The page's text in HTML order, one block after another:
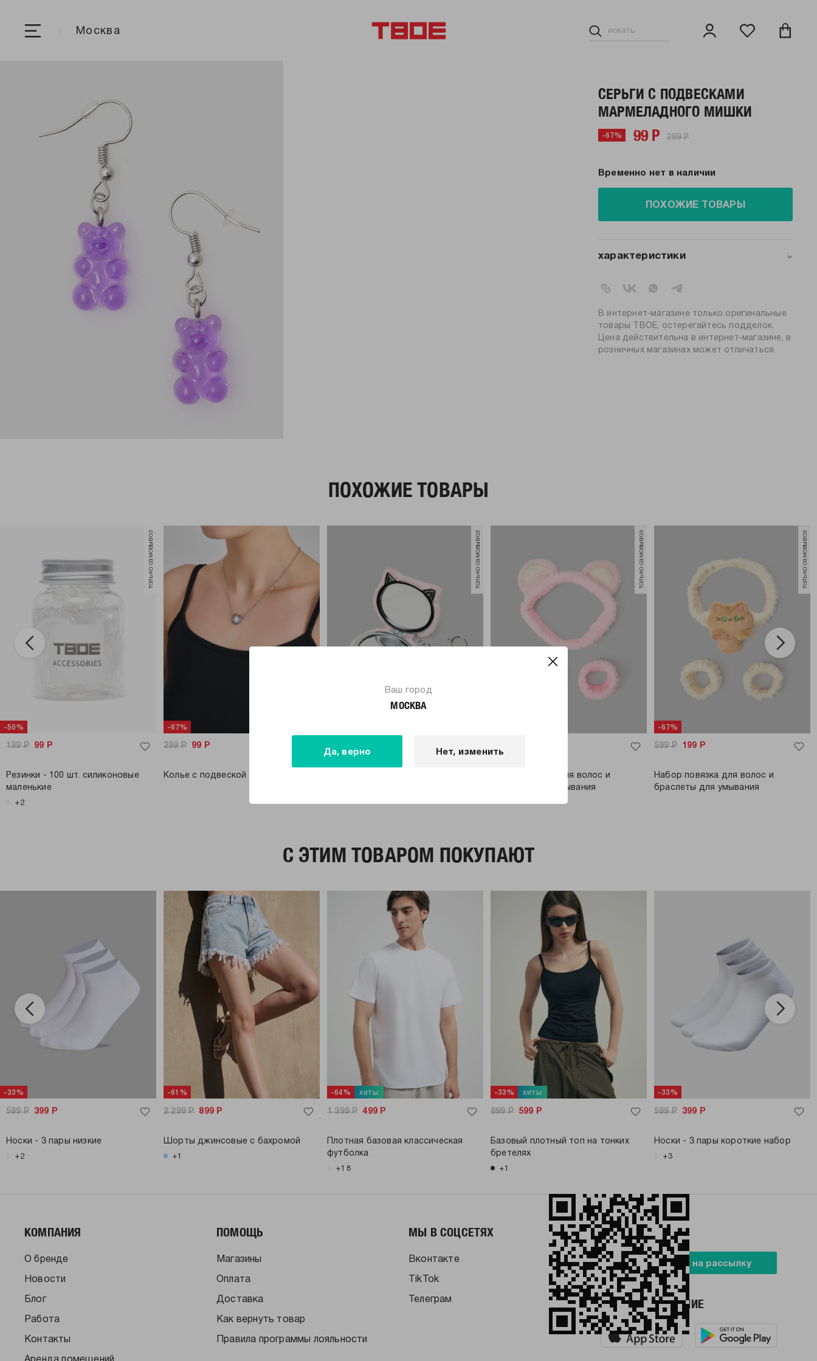
Москва
Ваш город
МОСКВА
Да, верно Нет, изменить
СЕРЬГИ С ПОДВЕСКАМИ
МАРМЕЛАДНОГО МИШКИ
-67% 99 Р 299 Р
Временно нет в наличии
ПОХОЖИЕ ТОВАРЫ
характеристики
коллекция:
цвет:
разноцветный
состав:
95% пластик; 5% железо
пол:
женский
В интернет-магазине только оригинальные
товары ТВОЕ, остерегайтесь подделок.
Цена действительна в интернет-магазине, в
розничных магазинах может отличаться.
ПОХОЖИЕ ТОВАРЫ
-50%
только самовывоз
199Р 99 Р
Резинки - 100 шт. силиконовые
маленькие
+2
-67%
299Р 99 Р
Колье с подвеской
только самовывоз только самовывоз
Набор повязка для волос и
браслеты для умывания
-67%
только самовывоз
599Р 199 Р
Набор повязка для волос и
браслеты для умывания
C ЭТИМ ТОВАРОМ ПОКУПАЮТ
-33%
599Р 399 Р
Носки - 3 пары низкие
+2
-61%
2 299Р 899 Р
Шорты джинсовые с бахромой
+1
-64% хиты
1 399Р 499 Р
Плотная базовая классическая
футболка
+18
-33% хиты
899Р 599 Р
Базовый плотный топ на тонких
бретелях
+1
-33%
599Р 399 Р
Носки - 3 пары короткие набор
+3
КОМПАНИЯ
О бренде
Новости
Блог
Работа
Контакты
ПОМОЩЬ
Магазины
Оплата
Доставка
Как вернуть товар
Правила программы лояльности
МЫ В СОЦСЕТЯХ
Вконтакте
TikTok
Телеграм
БУДЬ В ТРЕНДЕ
Подписаться на рассылку
НАШЕ ПРИЛОЖЕНИЕ